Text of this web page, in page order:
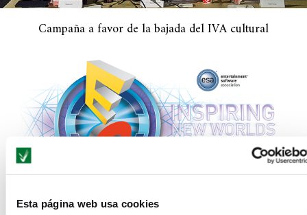
Esta página web usa cookies
Campaña a favor de la bajada del IVA cultural
Lo que nos ha ofrecido el E3 2016